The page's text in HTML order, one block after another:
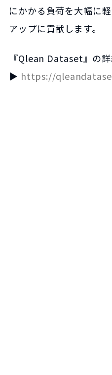
にかかる負荷を大幅に
アップに貢献します。
『Qlean Dataset』の
▶ https://